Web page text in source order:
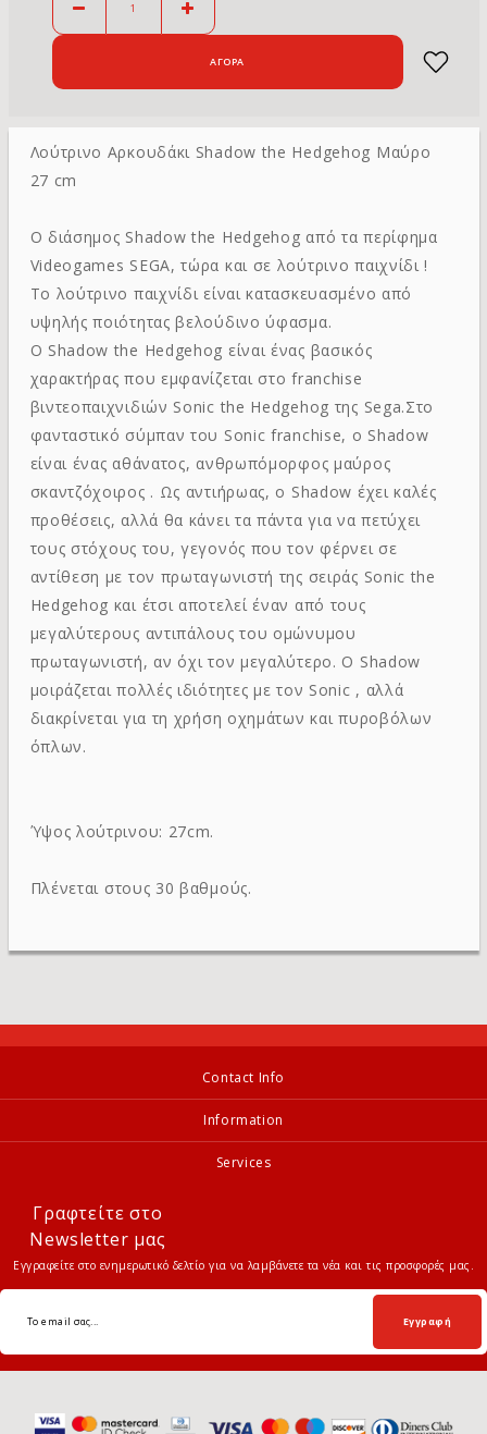
Λούτρινο Αρκουδάκι Shadow the Hedgehog Μαύρο
27 cm
Ο διάσημος Shadow the Hedgehog από τα περίφημα
Videogames SEGA, τώρα και σε λούτρινο παιχνίδι !
Το λούτρινο παιχνίδι είναι κατασκευασμένο από
υψηλής ποιότητας βελούδινο ύφασμα.
Ο Shadow the Hedgehog είναι ένας βασικός
χαρακτήρας που εμφανίζεται στο franchise
βιντεοπαιχνιδιών Sonic the Hedgehog της Sega.Στο
φανταστικό σύμπαν του Sonic franchise, ο Shadow
είναι ένας αθάνατος, ανθρωπόμορφος μαύρος
σκαντζόχοιρος . Ως αντιήρωας, ο Shadow έχει καλές
προθέσεις, αλλά θα κάνει τα πάντα για να πετύχει
τους στόχους του, γεγονός που τον φέρνει σε
αντίθεση με τον πρωταγωνιστή της σειράς Sonic the
Hedgehog και έτσι αποτελεί έναν από τους
μεγαλύτερους αντιπάλους του ομώνυμου
πρωταγωνιστή, αν όχι τον μεγαλύτερο. Ο Shadow
μοιράζεται πολλές ιδιότητες με τον Sonic , αλλά
διακρίνεται για τη χρήση οχημάτων και πυροβόλων
όπλων.
Ύψος λούτρινου: 27cm.
Πλένεται στους 30 βαθμούς.
Contact Info
Information
Services
Γραφτείτε στο
Newsletter μας
Εγγραφείτε στο ενημερωτικό δελτίο για να λαμβάνετε τα νέα και τις προσφορές μας.
Εγγραφή